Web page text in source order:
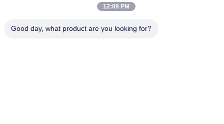
12:09 PM
Good day, what product are you looking for?